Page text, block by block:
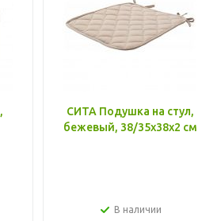
СИТА Подушка на стул,
бежевый, 38/35x38x2 см
В наличии